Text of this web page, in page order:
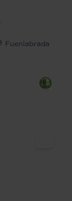
Fuenlabrada